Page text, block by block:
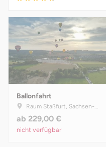
Ballonfahrt
Raum Staßfurt, Sachsen-Anhalt
ab 229,00 €
nicht verfügbar